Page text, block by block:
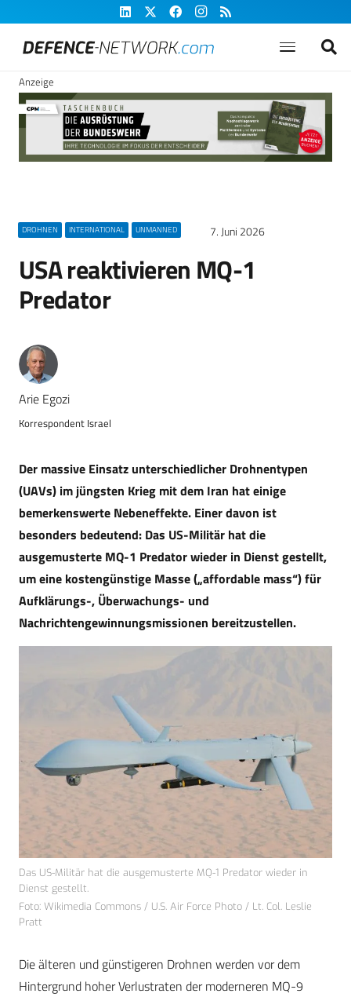
Anzeige
DROHNEN INTERNATIONAL UNMANNED 7. Juni 2026
USA reaktivieren MQ-1
Predator
Arie Egozi
Korrespondent Israel
Der massive Einsatz unterschiedlicher Drohnentypen
(UAVs) im jüngsten Krieg mit dem Iran hat einige
bemerkenswerte Nebeneffekte. Einer davon ist
besonders bedeutend: Das US-Militär hat die
ausgemusterte MQ-1 Predator wieder in Dienst gestellt,
um eine kostengünstige Masse („affordable mass“) für
Aufklärungs-, Überwachungs- und
Nachrichtengewinnungsmissionen bereitzustellen.
Das US-Militär hat die ausgemusterte MQ-1 Predator wieder in
Dienst gestellt.
Foto: Wikimedia Commons / U.S. Air Force Photo / Lt. Col. Leslie
Pratt
Die älteren und günstigeren Drohnen werden vor dem
Hintergrund hoher Verlustraten der moderneren MQ-9